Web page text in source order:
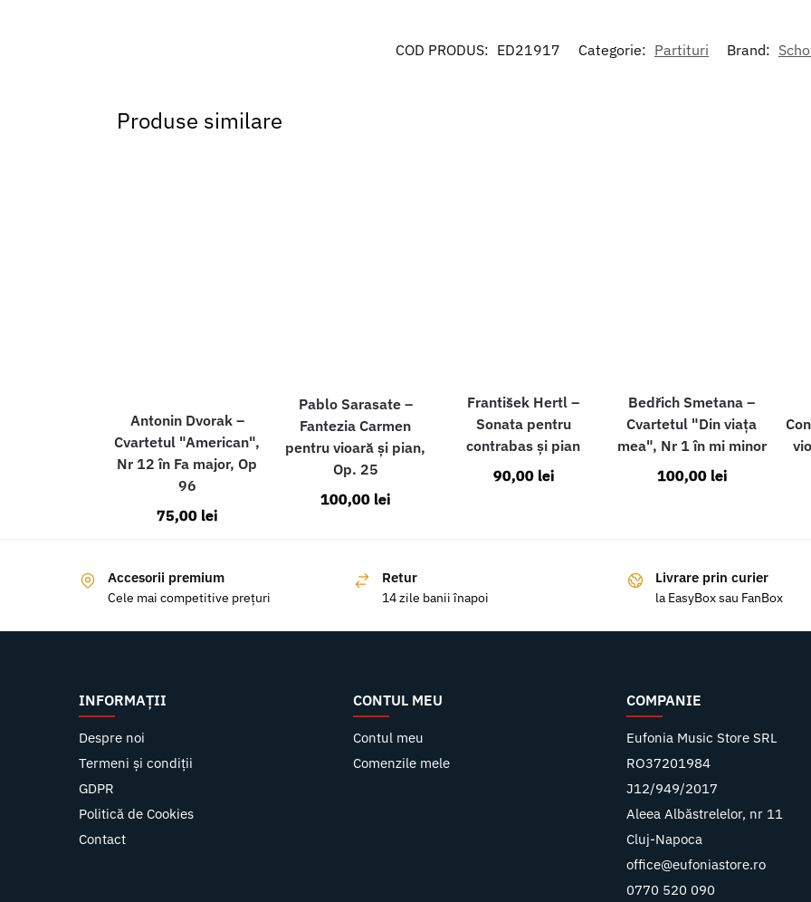
COD PRODUS: ED21917 Categorie: Partituri Brand:
Produse similare
Antonin Dvorak –
Cvartetul "American",
Nr 12 în Fa major, Op
96
75,00 lei
Pablo Sarasate –
Fantezia Carmen
pentru vioară și pian,
Op. 25
100,00 lei
František Hertl –
Sonata pentru
contrabas și pian
90,00 lei
Bedřich Smetana –
Cvartetul "Din viața
mea", Nr 1 în mi minor
100,00 lei
Accesorii premium
Cele mai competitive prețuri
Retur
14 zile banii înapoi
Livrare prin curier
la EasyBox sau FanBox
INFORMAȚII
Despre noi
Termeni și condiții
GDPR
Politică de Cookies
Contact
CONTUL MEU
Contul meu
Comenzile mele
COMPANIE
Eufonia Music Store SRL
RO37201984
J12/949/2017
Aleea Albăstrelelor, nr 11
Cluj-Napoca
office@eufoniastore.ro
0770 520 090